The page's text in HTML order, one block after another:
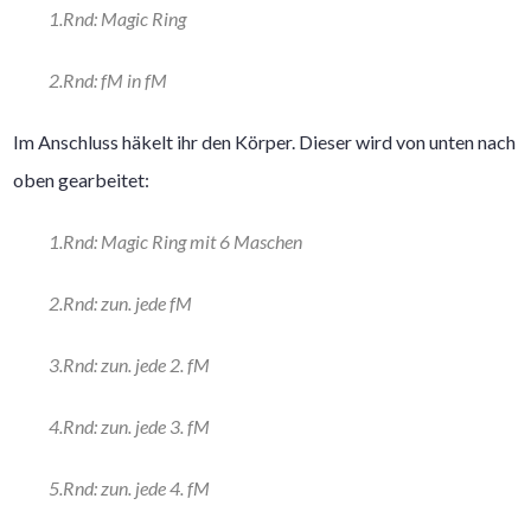
1.Rnd: Magic Ring
2.Rnd: fM in fM
Im Anschluss häkelt ihr den Körper. Dieser wird von unten nach
oben gearbeitet:
1.Rnd: Magic Ring mit 6 Maschen
2.Rnd: zun. jede fM
3.Rnd: zun. jede 2. fM
4.Rnd: zun. jede 3. fM
5.Rnd: zun. jede 4. fM